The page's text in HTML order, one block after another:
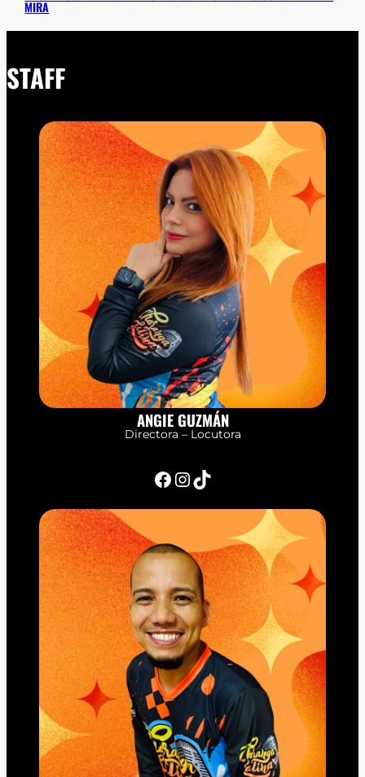
MIRA
STAFF
ANGIE GUZMÁN
Directora – Locutora
Facebook InstagramTikTok